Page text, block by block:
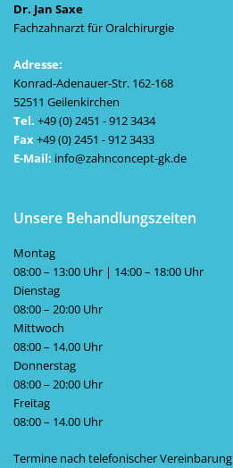
Dr. Jan Saxe
Fachzahnarzt für Oralchirurgie
Adresse:
Konrad-Adenauer-Str. 162-168
52511 Geilenkirchen
Tel. +49 (0) 2451 - 912 3434
Fax+49 (0) 2451 - 912 3433
E-Mail: info@zahnconcept-gk.de
Unsere Behandlungszeiten
Montag
08:00 – 13:00 Uhr | 14:00 – 18:00 Uhr
Dienstag
08:00 – 20:00 Uhr
Mittwoch
08:00 – 14.00 Uhr
Donnerstag
08:00 – 20:00 Uhr
Freitag
08:00 – 14.00 Uhr
Termine nach telefonischer Vereinbarung